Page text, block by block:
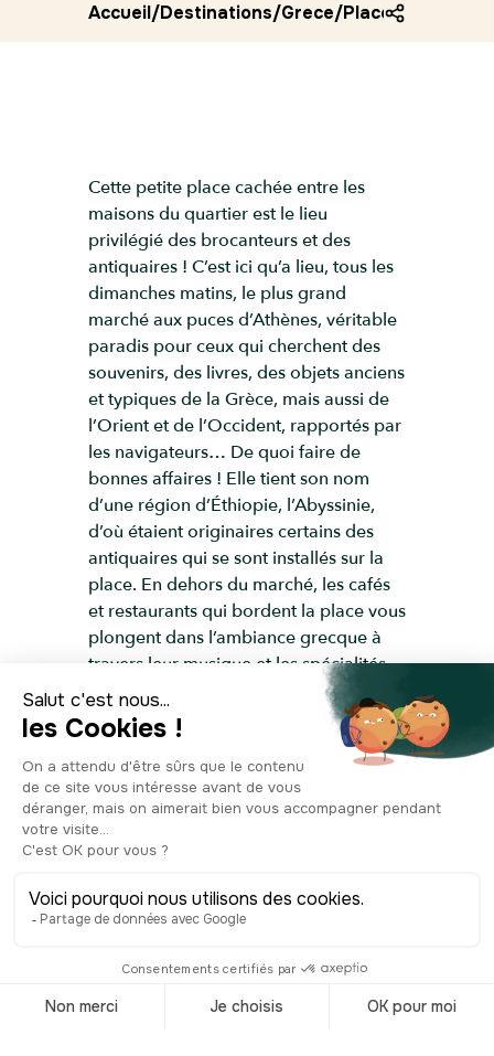
Accueil/Destinations/Grece/Place avissinias
Cette petite place cachée entre les
maisons du quartier est le lieu
privilégié des brocanteurs et des
antiquaires ! C’est ici qu’a lieu, tous les
dimanches matins, le plus grand
marché aux puces d’Athènes, véritable
paradis pour ceux qui cherchent des
souvenirs, des livres, des objets anciens
et typiques de la Grèce, mais aussi de
l’Orient et de l’Occident, rapportés par
les navigateurs… De quoi faire de
bonnes affaires ! Elle tient son nom
d’une région d’Éthiopie, l’Abyssinie,
d’où étaient originaires certains des
antiquaires qui se sont installés sur la
place. En dehors du marché, les cafés
et restaurants qui bordent la place vous
plongent dans l’ambiance grecque à
travers leur musique et les spécialités
qu’ils proposent. Une place idéale pour
prendre un verre ou déjeuner dans un
restaurant authentique.